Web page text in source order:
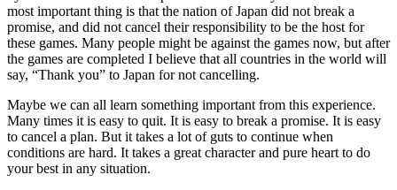
most important thing is that the nation of Japan did not break a
promise, and did not cancel their responsibility to be the host for
these games. Many people might be against the games now, but after
the games are completed I believe that all countries in the world will
say, “Thank you” to Japan for not cancelling.
Maybe we can all learn something important from this experience.
Many times it is easy to quit. It is easy to break a promise. It is easy
to cancel a plan. But it takes a lot of guts to continue when
conditions are hard. It takes a great character and pure heart to do
your best in any situation.